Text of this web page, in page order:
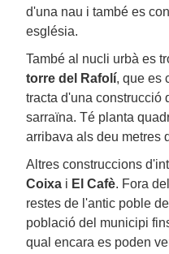
d'una nau i també es
església.
També al nucli urbà es
torre del Rafolí, que es
tracta d'una construcció
sarraïna. Té planta
arribava als deu metres
Altres construccions
Coixa i El Cafè. Fora
restes de l'antic poble
població del municipi
qual encara es poden